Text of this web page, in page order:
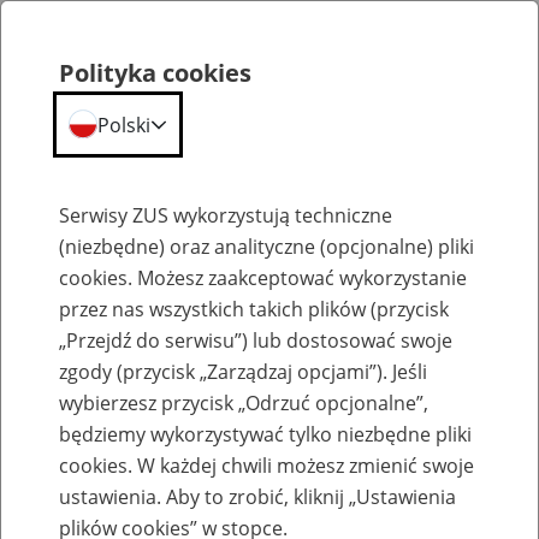
Emerytury
Baza zlikwidowanych lub
przekształconych zakładów pracy
Polityka cookies
Polski
Serwisy ZUS wykorzystują techniczne
(niezbędne) oraz analityczne (opcjonalne) pliki
cookies. Możesz zaakceptować wykorzystanie
przez nas wszystkich takich plików (przycisk
„Przejdź do serwisu”) lub dostosować swoje
zgody (przycisk „Zarządzaj opcjami”). Jeśli
wybierzesz przycisk „Odrzuć opcjonalne”,
będziemy wykorzystywać tylko niezbędne pliki
cookies. W każdej chwili możesz zmienić swoje
ustawienia. Aby to zrobić, kliknij „Ustawienia
plików cookies” w stopce.